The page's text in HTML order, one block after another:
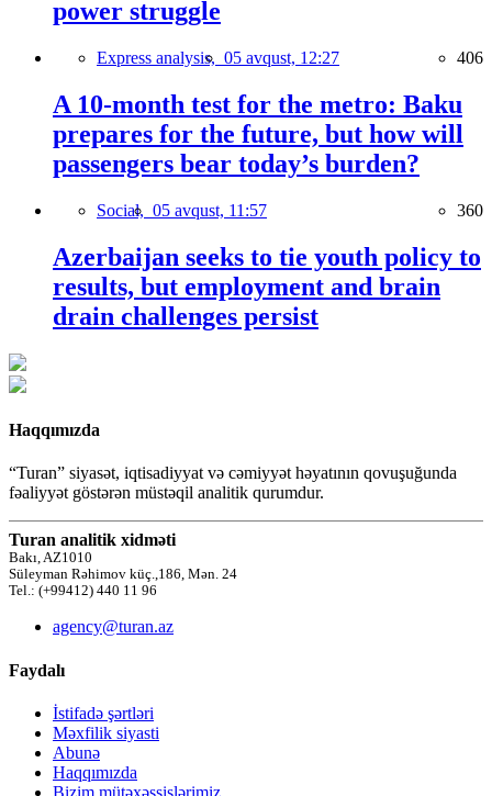
power struggle
Express analysis, 05 avqust, 12:27 406
A 10-month test for the metro: Baku
prepares for the future, but how will
passengers bear today’s burden?
Social, 05 avqust, 11:57 360
Azerbaijan seeks to tie youth policy to
results, but employment and brain
drain challenges persist
Haqqımızda
“Turan” siyasət, iqtisadiyyat və cəmiyyət həyatının qovuşuğunda
fəaliyyət göstərən müstəqil analitik qurumdur.
Turan analitik xidməti
Bakı, AZ1010
Süleyman Rəhimov küç.,186, Mən. 24
Tel.: (+99412) 440 11 96
agency@turan.az
Faydalı
İstifadə şərtləri
Məxfilik siyasti
Abunə
Haqqımızda
Bizim mütəxəssislərimiz